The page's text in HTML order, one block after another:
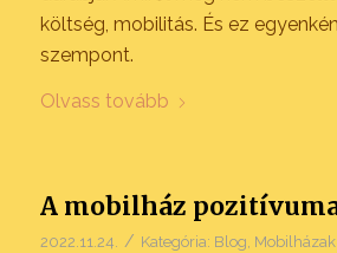
költség, mobilitás. És ez
szempont.
Olvass tovább
A mobilház
2022.11.24. / Kategória: Blog, Mobilházak